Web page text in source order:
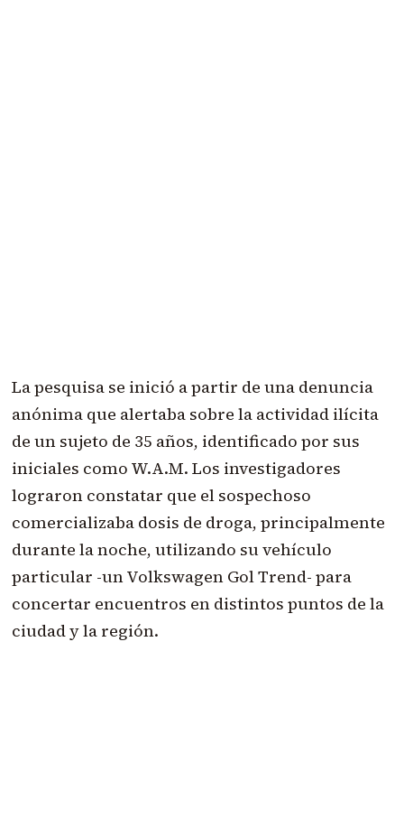
La pesquisa se inició a partir de una denuncia
anónima que alertaba sobre la actividad ilícita
de un sujeto de 35 años, identificado por sus
iniciales como W.A.M. Los investigadores
lograron constatar que el sospechoso
comercializaba dosis de droga, principalmente
durante la noche, utilizando su vehículo
particular -un Volkswagen Gol Trend- para
concertar encuentros en distintos puntos de la
ciudad y la región.